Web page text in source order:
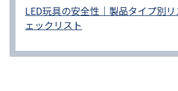
LED玩具の安全性｜製品タイプ別
ェックリスト